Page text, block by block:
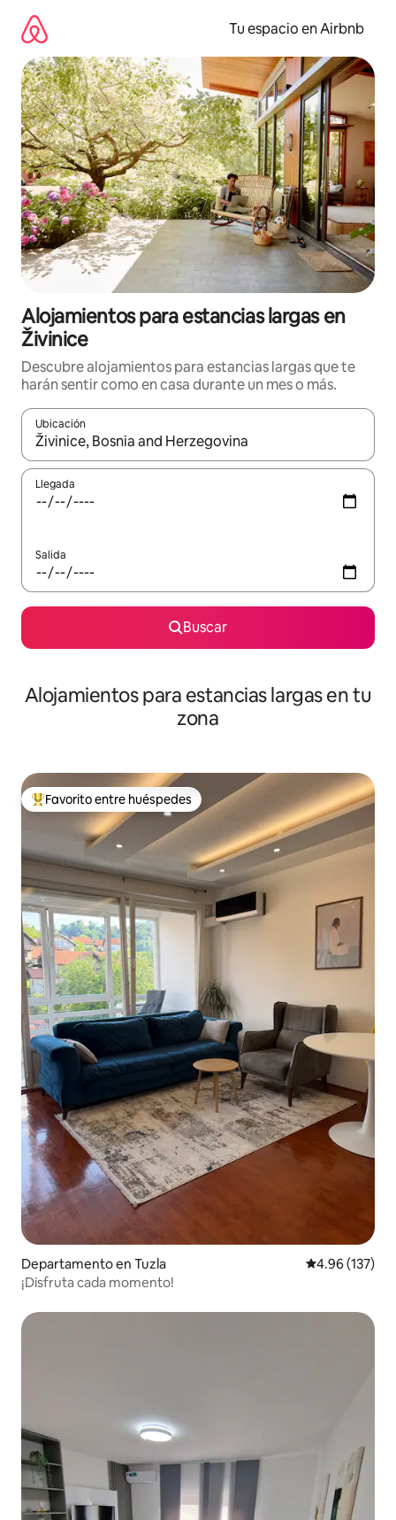
contenido
Tu espacio en Airbnb
Alojamientos para estancias largas en
Živinice
Descubre alojamientos para estancias largas que te
harán sentir como en casa durante un mes o más.
Ubicación
Cuando los resultados estén disponibles, podrás navegar
Llegada
Salida
Buscar
Alojamientos para estancias largas en tu
zona
De los mejores en Favorito entre huéspedes
Favorito entre huéspedes
Departamento en Tuzla Calificación
4.96 (137)
¡Disfruta cada momento!